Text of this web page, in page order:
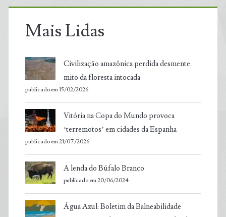
Mais Lidas
Civilização amazônica perdida desmente
mito da floresta intocada
publicado em 15/02/2026
Vitória na Copa do Mundo provoca
‘terremotos’ em cidades da Espanha
publicado em 21/07/2026
A lenda do Búfalo Branco
publicado em 20/06/2024
Água Azul: Boletim da Balneabilidade